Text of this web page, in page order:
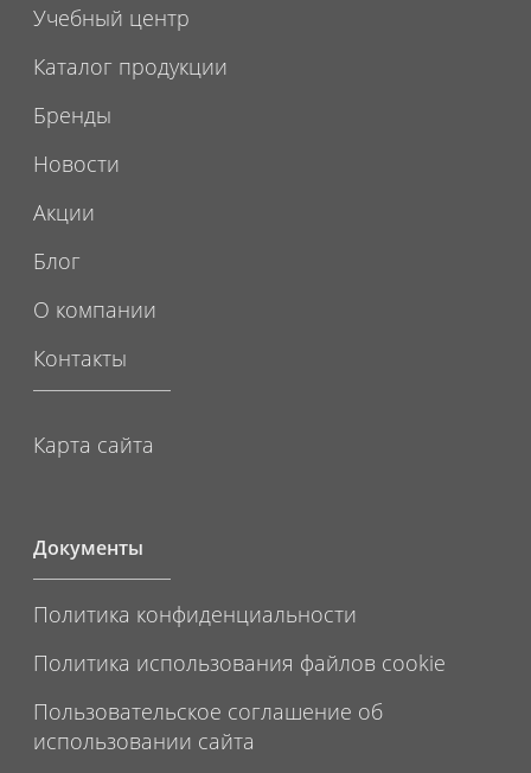
Учебный центр
Каталог продукции
Бренды
Новости
Акции
Блог
О компании
Контакты
Карта сайта
Документы
Политика конфиденциальности
Политика использования файлов cookie
Пользовательское соглашение об
использовании сайта